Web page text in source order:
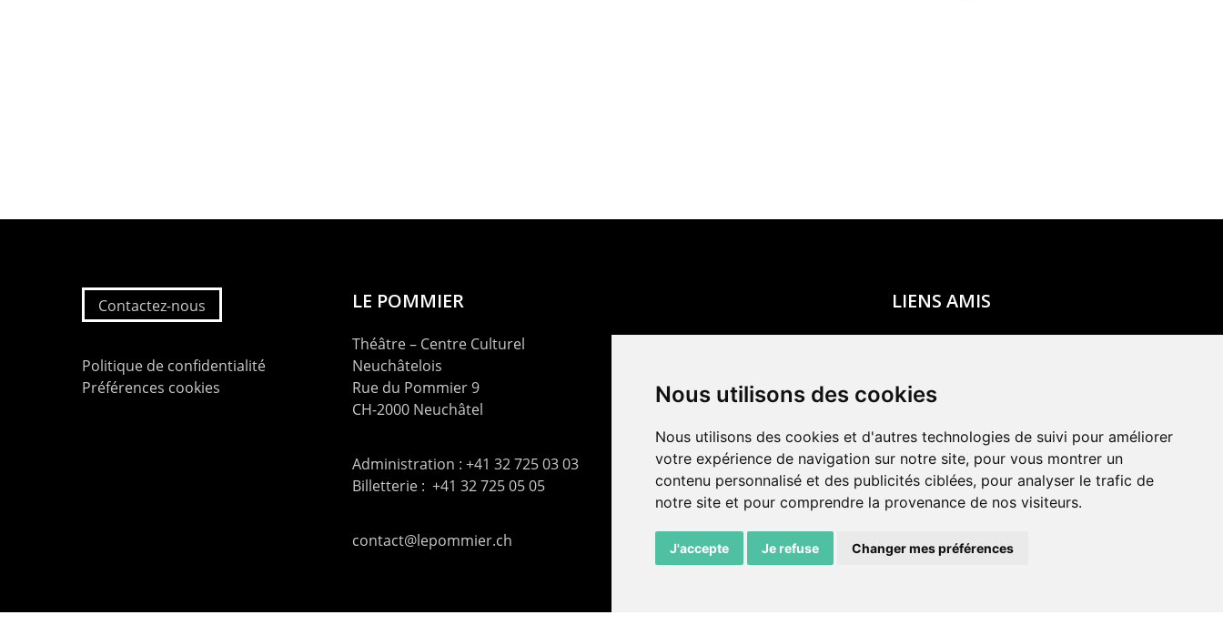
Nous utilisons des cookies
Nous utilisons des cookies et d'autres technologies de suivi pour améliorer
votre expérience de navigation sur notre site, pour vous montrer un
contenu personnalisé et des publicités ciblées, pour analyser le trafic de
notre site et pour comprendre la provenance de nos visiteurs.
J'accepte Je refuse Changer mes préférences
Contactez-nous
Politique de confidentialité
Préférences cookies
LE POMMIER
Théâtre – Centre Culturel
Neuchâtelois
Rue du Pommier 9
CH-2000 Neuchâtel
Administration : +41 32 725 03 03
Billetterie : +41 32 725 05 05
contact@lepommier.ch
LIENS AMIS